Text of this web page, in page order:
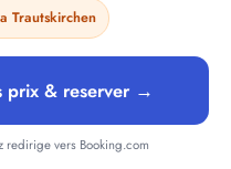
Trautskirchen
prix & reserver →
redirige vers Booking.com